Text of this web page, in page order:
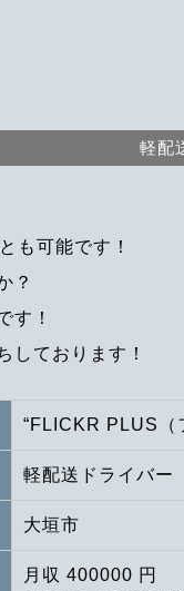
軽配
も可能です！
？
す！
しております！
“FLICKR PLUS（
軽配送ドライバー
大垣市
月収 400000 円